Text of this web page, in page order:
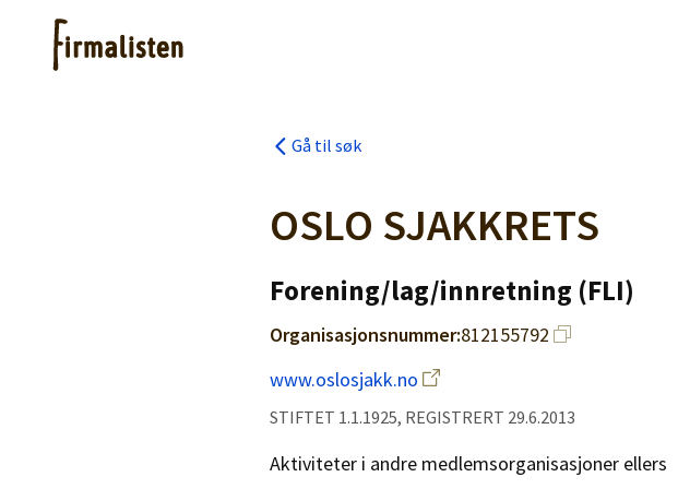
Gå til søk
OSLO SJAKKRETS
Forening/lag/innretning (FLI)
Organisasjonsnummer:812155792
www.oslosjakk.no
STIFTET 1.1.1925, REGISTRERT 29.6.2013
Aktiviteter i andre medlemsorganisasjoner ellers